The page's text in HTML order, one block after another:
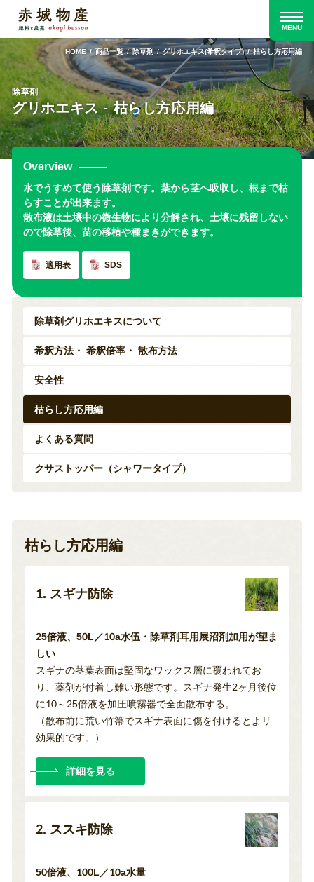
HOME 商品一覧 除草剤 グリホエキス(希釈タイプ) 枯らし方応用編
除草剤
グリホエキス - 枯らし方応用編
Overview
水でうすめて使う除草剤です。葉から茎へ吸収し、根まで枯
らすことが出来ます。
散布液は土壌中の微生物により分解され、土壌に残留しない
ので除草後、苗の移植や種まきができます。
適用表 SDS
除草剤グリホエキスについて
希釈方法・ 希釈倍率・ 散布方法
安全性
枯らし方応用編
よくある質問
クサストッパー（シャワータイプ）
枯らし方応用編
1. スギナ防除
25倍液、50L／10a水伍・除草剤耳用展沼剤加用が望ま
しい
スギナの茎葉表面は堅固なワックス層に覆われてお
り、薬剤が付着し難い形態です。スギナ発生2ヶ月後位
に10～25倍液を加圧噴霧器で全面散布する。
（散布前に荒い竹箒でスギナ表面に傷を付けるとよリ
効果的です。）
詳細を見る
2. ススキ防除
50倍液、100L／10a水量